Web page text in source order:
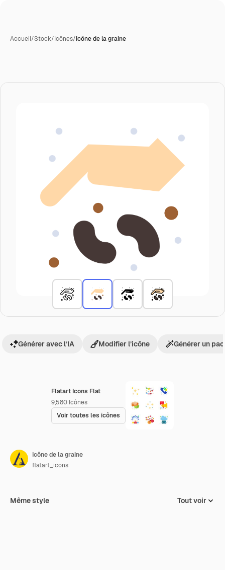
Accueil/Stock/Icônes/Icône de la graine
Flatart Icons Flat
9,580 Icônes
Voir toutes les icônes
Générer avec l’IA Modifier l’icône Générer un
Icône de la graine
flatart_icons
Même style Tout voir